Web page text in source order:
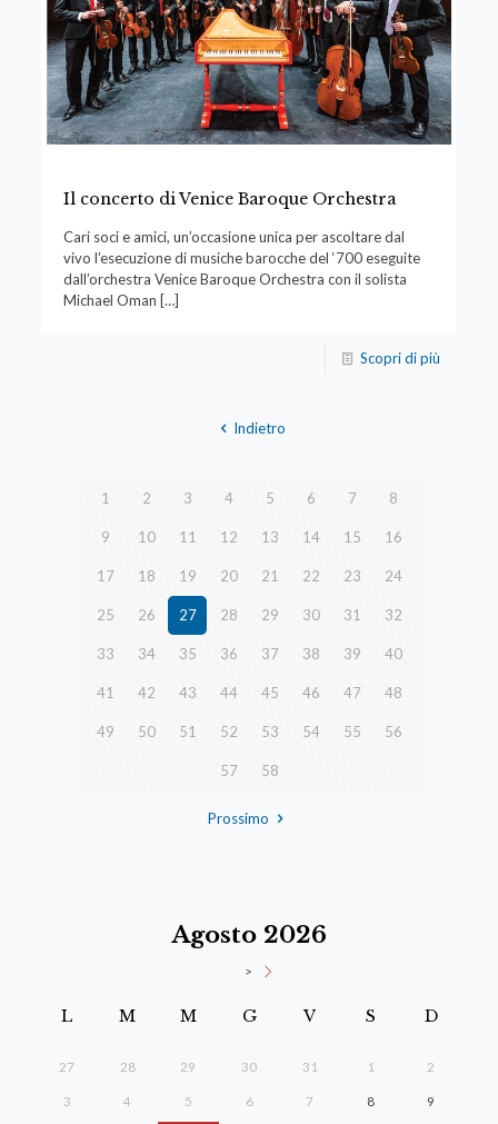
Il concerto di Venice Baroque Orchestra
Cari soci e amici, un’occasione unica per ascoltare dal
vivo l’esecuzione di musiche barocche del ‘700 eseguite
dall’orchestra Venice Baroque Orchestra con il solista
Michael Oman […]
Scopri di più
Indietro
1 2 3 4 5 6 7 8
9 10 11 12 13 14 15 16
17 18 19 20 21 22 23 24
25 26 27 28 29 30 31 32
33 34 35 36 37 38 39 40
41 42 43 44 45 46 47 48
49 50 51 52 53 54 55 56
57 58
Prossimo
Agosto 2026
>
L M M G V S D
27 28 29 30 31 1 2
3 4 5 6 7 8 9